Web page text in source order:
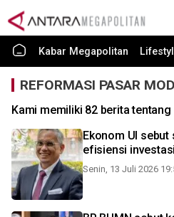
Kabar Megapolitan
REFORMASI PASAR
Kami memiliki 82 berita
Ekonom UI
efisiensi
Senin, 13 Juli 2026